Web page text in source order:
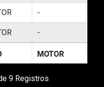
-
-
MOTOR
9 Registros